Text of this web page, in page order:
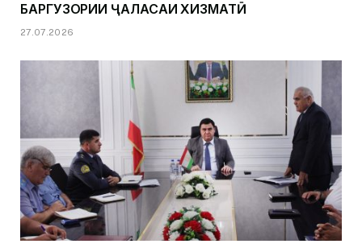
БАРГУЗОРИИ ҶАЛАСАИ ХИЗМАТӢ
27.07.2026